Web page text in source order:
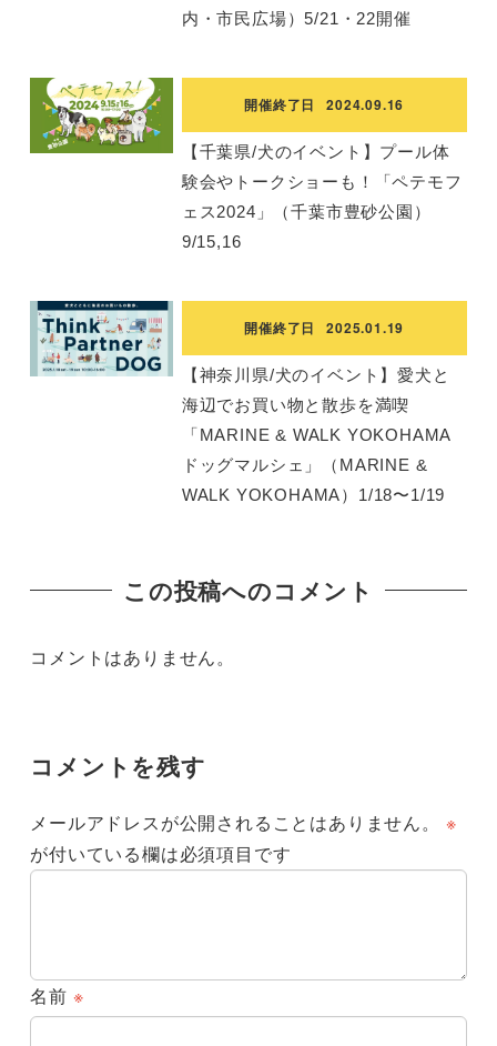
内・市民広場）5/21・22開催
開催終了日 2024.09.16
【千葉県/犬のイベント】プール体
験会やトークショーも！「ペテモフ
ェス2024」（千葉市豊砂公園）
9/15,16
開催終了日 2025.01.19
【神奈川県/犬のイベント】愛犬と
海辺でお買い物と散歩を満喫
「MARINE & WALK YOKOHAMA
ドッグマルシェ」（MARINE &
WALK YOKOHAMA）1/18〜1/19
この投稿へのコメント
コメントはありません。
コメントを残す
メールアドレスが公開されることはありません。
※
が付いている欄は必須項目です
名前 ※